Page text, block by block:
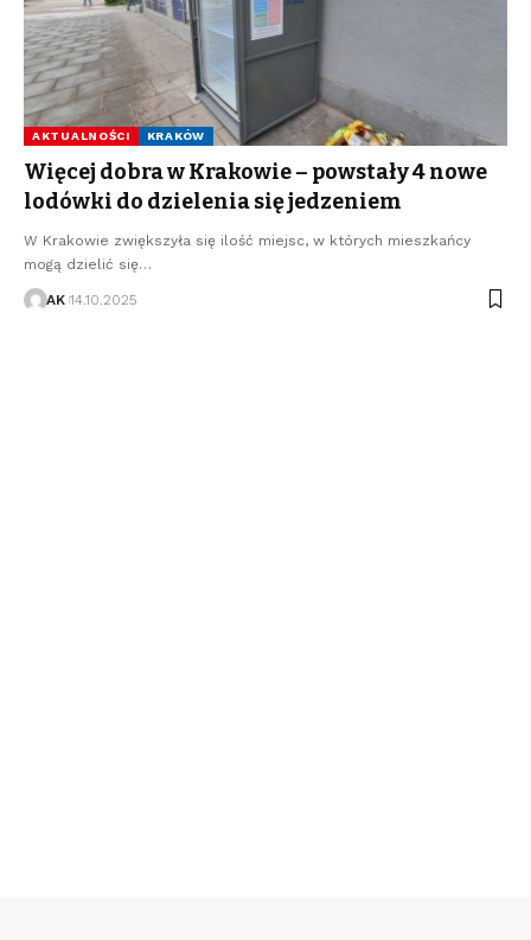
AKTUALNOŚCI KRAKÓW
Więcej dobra w Krakowie – powstały 4 nowe
lodówki do dzielenia się jedzeniem
W Krakowie zwiększyła się ilość miejsc, w których mieszkańcy
mogą dzielić się…
AK 14.10.2025